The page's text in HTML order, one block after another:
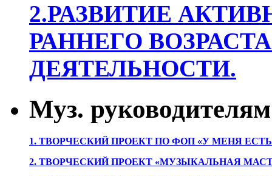
2.РАЗВИТИЕ
РАННЕГО
ДЕЯТЕЛЬНОСТИ.
Муз. руководителям
1. ТВОРЧЕСКИЙ ПРОЕКТ ПО ФОП «У МЕНЯ
2. ТВОРЧЕСКИЙ ПРОЕКТ «МУЗЫКАЛЬНАЯ